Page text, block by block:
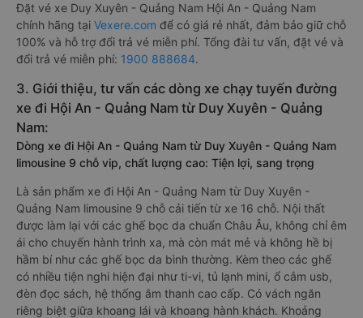
Đặt vé xe Duy Xuyên - Quảng Nam Hội An - Quảng Nam
chính hãng tại Vexere.com để có giá rẻ nhất, đảm bảo giữ chỗ
100% và hỗ trợ đổi trả vé miễn phí. Tổng đài tư vấn, đặt vé và
đổi trả vé miễn phí: 1900 888684.
3. Giới thiệu, tư vấn các dòng xe chạy tuyến đường
xe đi Hội An - Quảng Nam từ Duy Xuyên - Quảng
Nam:
Dòng xe đi Hội An - Quảng Nam từ Duy Xuyên - Quảng Nam
limousine 9 chỗ vip, chất lượng cao: Tiện lợi, sang trọng
Là sản phẩm xe đi Hội An - Quảng Nam từ Duy Xuyên -
Quảng Nam limousine 9 chỗ cải tiến từ xe 16 chỗ. Nội thất
được làm lại với các ghế bọc da chuẩn Châu Âu, không chỉ êm
ái cho chuyến hành trình xa, mà còn mát mẻ và không hề bị
hầm bí như các ghế bọc da bình thường. Kèm theo các ghế
có nhiều tiện nghi hiện đại như ti-vi, tủ lạnh mini, ổ cắm usb,
đèn đọc sách, hệ thống âm thanh cao cấp. Có vách ngăn
riêng biệt giữa khoang lái và khoang hành khách. Khoảng